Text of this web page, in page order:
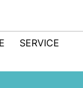
SERVICE